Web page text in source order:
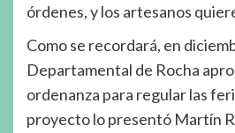
órdenes, y los artesanos
Como se recordará, en
Departamental de Rocha
ordenanza para regular las
proyecto lo presentó Martín